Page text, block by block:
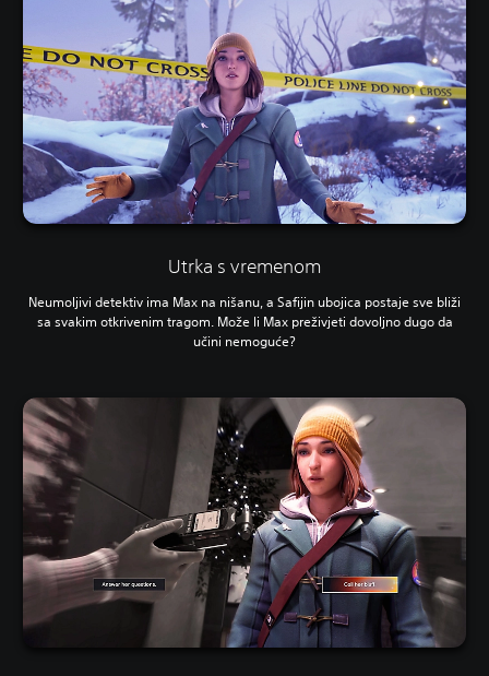
Utrka s vremenom
Neumoljivi detektiv ima Max na nišanu, a Safijin ubojica postaje sve bliži
sa svakim otkrivenim tragom. Može li Max preživjeti dovoljno dugo da
učini nemoguće?